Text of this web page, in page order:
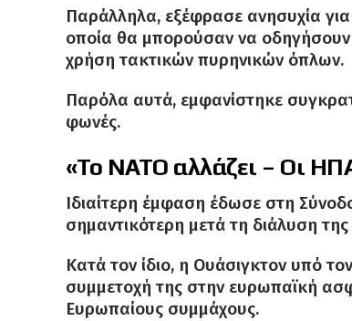
Παράλληλα, εξέφρασε ανησυχία
οποία θα μπορούσαν να οδηγήσουν
χρήση τακτικών πυρηνικών όπλων.
Παρόλα αυτά, εμφανίστηκε
φωνές.
«Το ΝΑΤΟ αλλάζει – Οι
Ιδιαίτερη έμφαση έδωσε στη
σημαντικότερη μετά τη διάλυση
Κατά τον ίδιο, η Ουάσιγκτον υπό
συμμετοχή της στην ευρωπαϊκή
Ευρωπαίους συμμάχους.